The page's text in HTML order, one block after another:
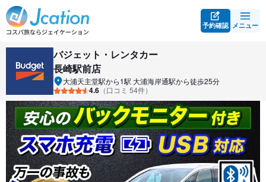
予約確認 メニュー
バジェット・レンタカー
長崎駅前店
大浦天主堂駅から1駅 大浦海岸通駅から徒歩25分
4.6 （口コミ 54件）